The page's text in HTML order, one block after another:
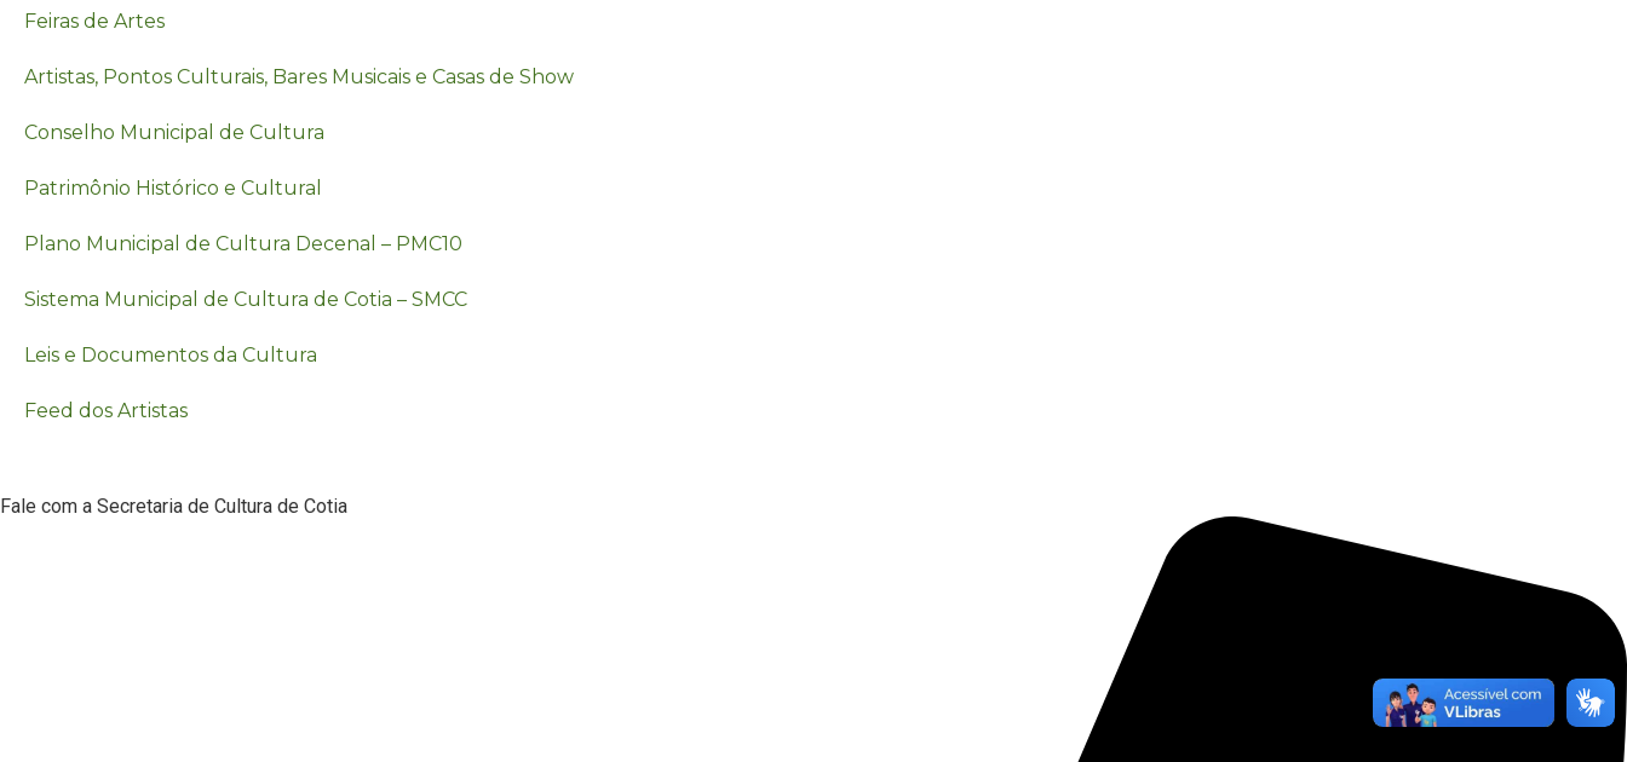
Feiras de Artes
Artistas, Pontos Culturais, Bares Musicais e Casas de Show
Conselho Municipal de Cultura
Patrimônio Histórico e Cultural
Plano Municipal de Cultura Decenal – PMC10
Sistema Municipal de Cultura de Cotia – SMCC
Leis e Documentos da Cultura
Feed dos Artistas
Fale com a Secretaria de Cultura de Cotia